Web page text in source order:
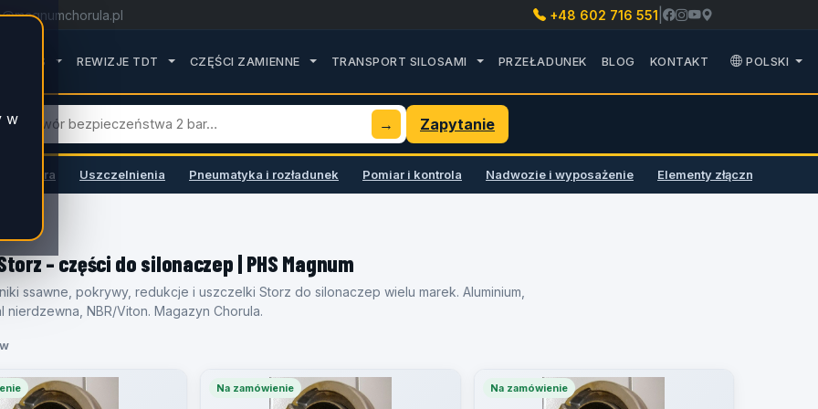
+48 602 716 551
SERWIS ROZWIŃ PODMENU SERWIS
REWIZJE TDT ROZWIŃ PODMENU REWIZJE TDT
CZĘŚCI ZAMIENNE ROZWIŃ PODMENU CZĘŚCI ZAMIENNE
TRANSPORT SILOSAMI ROZWIŃ PODMENU TRANSPORT SILOSAMI
PRZEŁADUNEK BLOG KONTAKT POLSKI
→ Zapytanie
Uszczelnienia Pneumatyka i rozładunek Pomiar i kontrola Nadwozie i wyposażenie Elementy złączne
– części do silonaczep | PHS Magnum
ssawne, pokrywy, redukcje i uszczelki Storz do silonaczep wielu marek. Aluminium,
nierdzewna, NBR/Viton. Magazyn Chorula.
Na zamówienie Na zamówienie
w